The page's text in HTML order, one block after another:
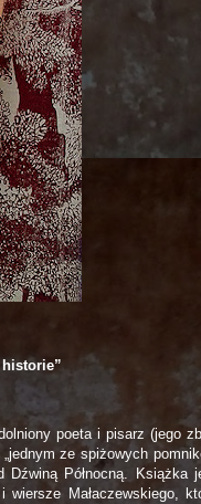
poeta i pisarz (jego
ze spiżowych
Dźwiną Północną. Książka
Małaczewskiego,